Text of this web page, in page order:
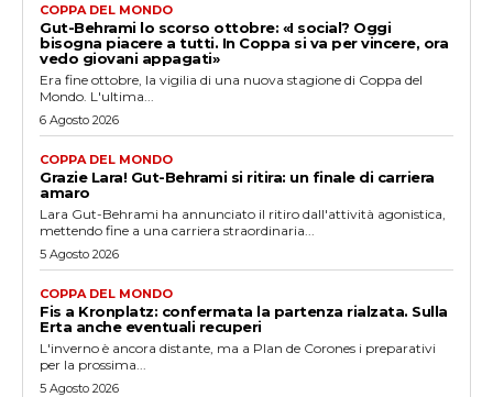
COPPA DEL MONDO
Gut-Behrami lo scorso ottobre: «I social? Oggi
bisogna piacere a tutti. In Coppa si va per vincere, ora
vedo giovani appagati»
Era fine ottobre, la vigilia di una nuova stagione di Coppa del
Mondo. L'ultima...
6 Agosto 2026
COPPA DEL MONDO
Grazie Lara! Gut-Behrami si ritira: un finale di carriera
amaro
Lara Gut-Behrami ha annunciato il ritiro dall'attività agonistica,
mettendo fine a una carriera straordinaria...
5 Agosto 2026
COPPA DEL MONDO
Fis a Kronplatz: confermata la partenza rialzata. Sulla
Erta anche eventuali recuperi
L'inverno è ancora distante, ma a Plan de Corones i preparativi
per la prossima...
5 Agosto 2026